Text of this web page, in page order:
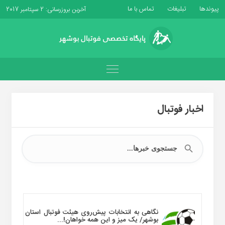
پیوندها تبلیغات تماس با ما آخرین بروزرسانی: 2 سپتامبر 2017
اخبار فوتبال
نگاهی به انتخابات پیش‌روی هیئت فوتبال استان
بوشهر/ یک میز و این همه خواهان!...